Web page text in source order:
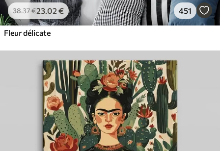
38.37€23.02 € 451
Fleur délicate